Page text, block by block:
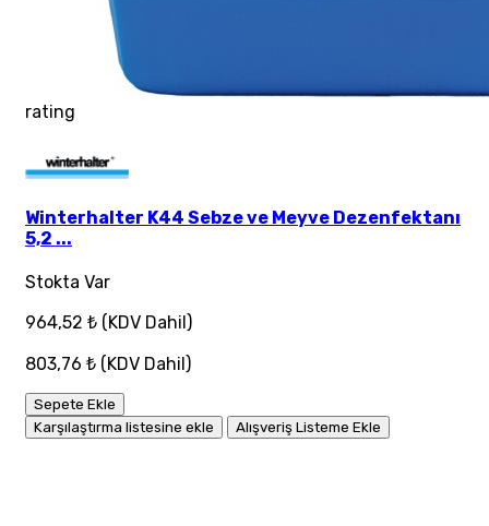
rating
Winterhalter K44 Sebze ve Meyve Dezenfektanı
5,2 ...
Stokta Var
964,52 ₺ (KDV Dahil)
803,76 ₺ (KDV Dahil)
Sepete Ekle
Karşılaştırma listesine ekle
Alışveriş Listeme Ekle